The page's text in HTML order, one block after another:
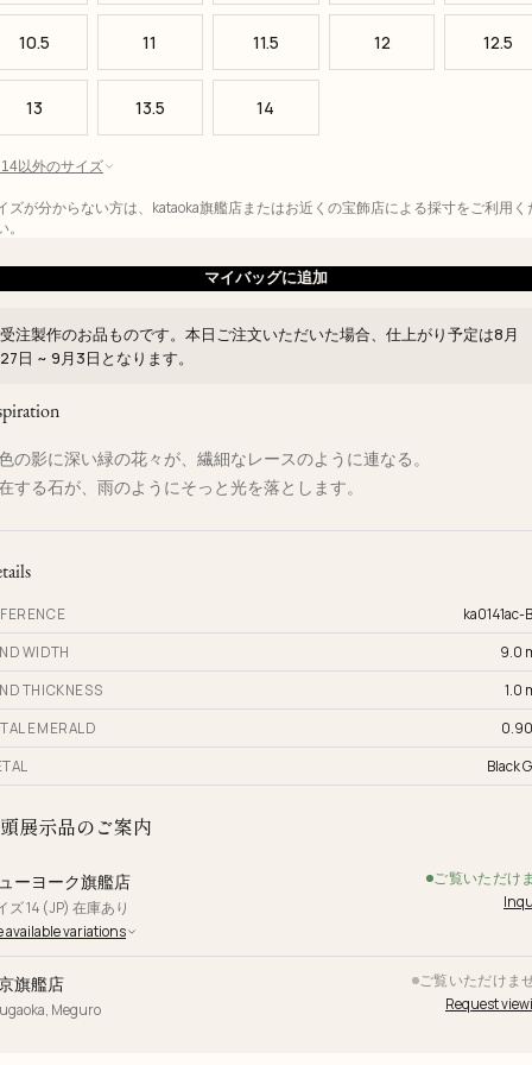
10.5 11 11.5 12 12.5
13 13.5 14
以外のサイズ
ズが分からない方は、kataoka旗艦店またはお近くの宝飾店による採寸をご利用く
。
マイバッグに追加
受注製作のお品ものです。本日ご注文いただいた場合、仕上がり予定は8月
27日 ~ 9月3日 となります。
の影に深い緑の花々が、繊細なレースのように連なる。
する石が、雨のようにそっと光を落とします。
ka0141ac-
WIDTH 9.0
THICKNESS 1.0
EMERALD
Black
展示品のご案内
ーヨーク旗艦店
ズ 14 (JP) 在庫あり
ご覧いただけ
available variations
旗艦店
Meguro
ご覧いただけま
Request